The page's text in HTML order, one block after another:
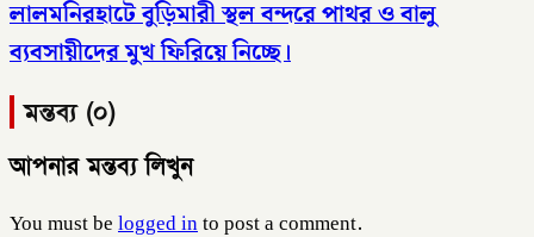
লালমনিরহাটে বুড়িমারী স্থল বন্দরে পাথর ও বালু
ব্যবসায়ীদের মুখ ফিরিয়ে নিচ্ছে।
মন্তব্য (০)
আপনার মন্তব্য লিখুন
You must belogged into post a comment.